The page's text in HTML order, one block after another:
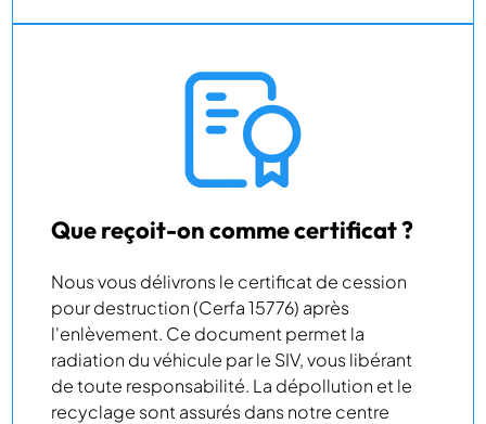
Que reçoit-on comme certificat ?
Nous vous délivrons le certificat de cession
pour destruction (Cerfa 15776) après
l'enlèvement. Ce document permet la
radiation du véhicule par le SIV, vous libérant
de toute responsabilité. La dépollution et le
recyclage sont assurés dans notre centre